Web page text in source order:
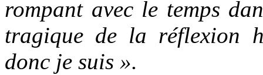
rompant avec le temps
tragique de la réflexion
donc je suis ».